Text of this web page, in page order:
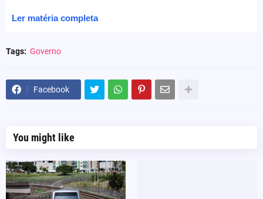
Ler matéria completa
Tags: Governo
Facebook
You might like